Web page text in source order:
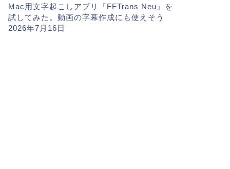
Mac用文字起こしアプリ『FFTrans Neu』を
試してみた。動画の字幕作成にも使えそう
2026年7月16日